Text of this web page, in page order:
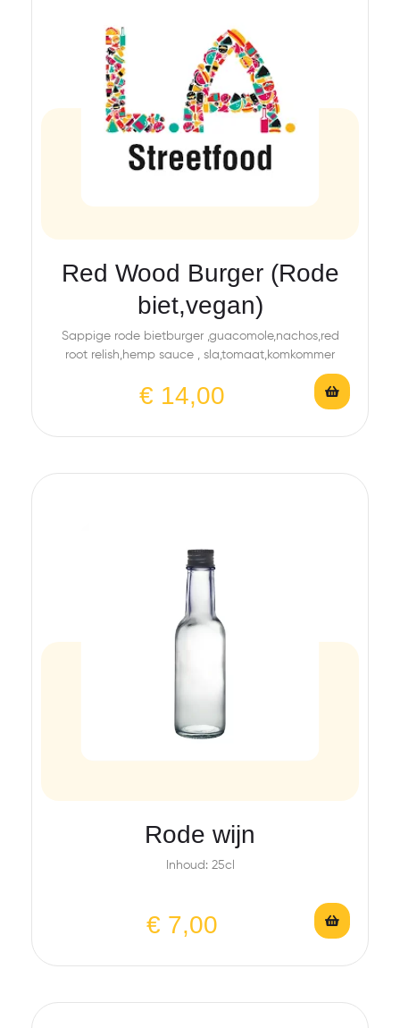
Red Wood Burger (Rode
biet,vegan)
Sappige rode bietburger ,guacomole,nachos,red
root relish,hemp sauce , sla,tomaat,komkommer
€ 14,00
Rode wijn
Inhoud: 25cl
€ 7,00